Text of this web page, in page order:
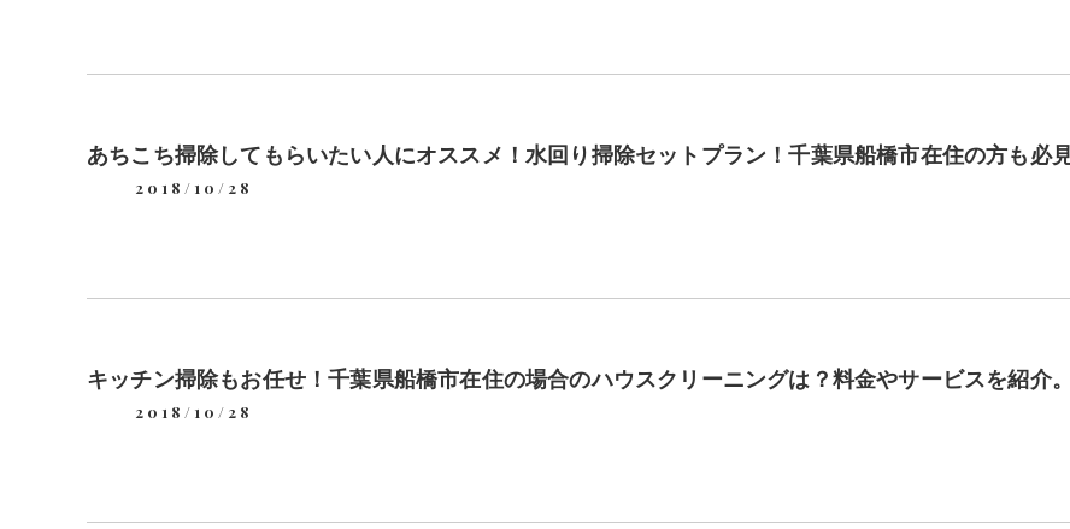
あちこち掃除してもらいたい人にオススメ！水回り掃除セットプラン！千葉県船橋市在住の方も必
2018/10/28
キッチン掃除もお任せ！千葉県船橋市在住の場合のハウスクリーニングは？料金やサービスを紹介。
2018/10/28